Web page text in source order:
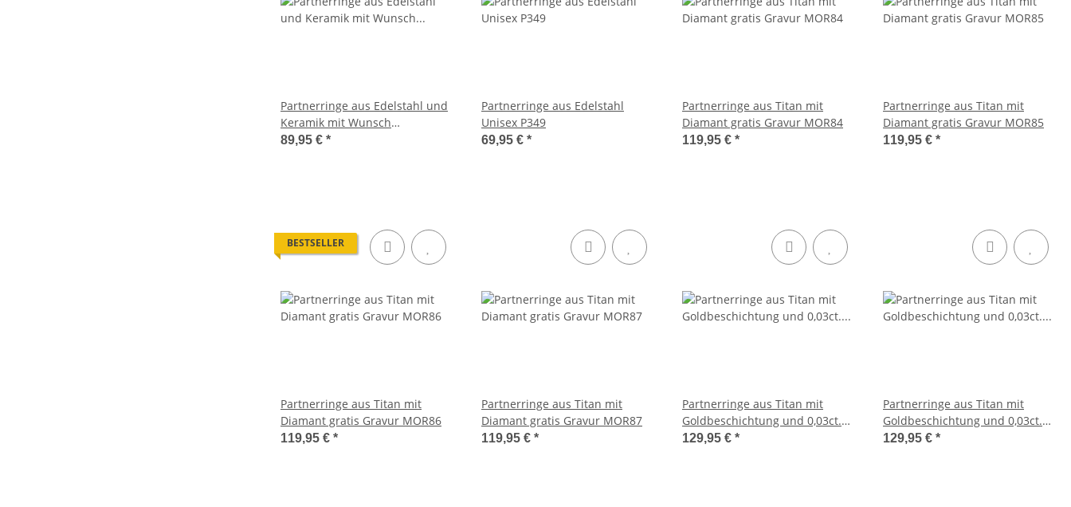
Partnerringe aus Edelstahl und
Keramik mit Wunsch
Lasergravur AB3048
89,95 € *
Partnerringe aus Edelstahl
Unisex P349
69,95 € *
Partnerringe aus Titan mit
Diamant gratis Gravur MOR84
119,95 € *
Partnerringe aus Titan mit
Diamant gratis Gravur MOR85
119,95 € *
BESTSELLER
Partnerringe aus Titan mit
Diamant gratis Gravur MOR86
119,95 € *
Partnerringe aus Titan mit
Diamant gratis Gravur MOR87
119,95 € *
Partnerringe aus Titan mit
Goldbeschichtung und 0,03ct.
Diamant Lasergravur LUC68
129,95 € *
Partnerringe aus Titan mit
Goldbeschichtung und 0,03ct.
Diamant Lasergravur LUC69
129,95 € *